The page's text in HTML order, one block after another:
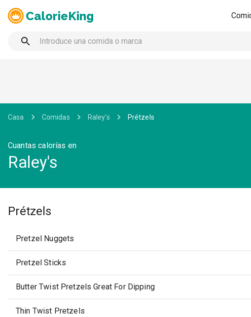
CalorieKing
Casa Comidas Raley's Prétzels
Cuantas calorías en
Raley's
Prétzels
Pretzel Nuggets
Pretzel Sticks
Butter Twist Pretzels Great For Dipping
Thin Twist Pretzels